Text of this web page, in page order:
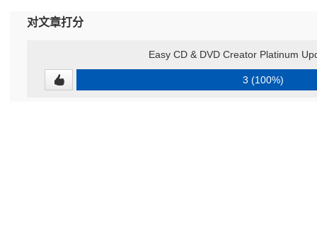
对文章打分
Easy CD & DVD Creator Platinum
3 (100%)